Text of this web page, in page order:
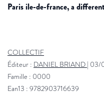
paris ile-de-france, a
COLLECTIF
Éditeur : DANIEL BRIAND | 03/
Famille : 0000
Ean13 : 9782903716639